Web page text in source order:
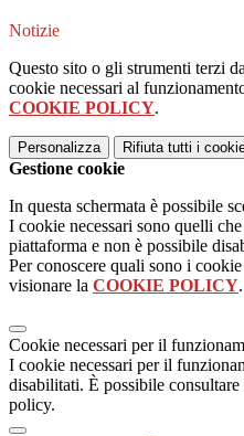
Notizie
Questo sito o gli strumenti terzi
cookie necessari al
COOKIE POLICY.
Personalizza Rifiuta tutti i
Gestione cookie
In questa schermata è possibile
I cookie necessari sono quelli
piattaforma e non è possibile
Per conoscere quali sono i
visionare la COOKIE POLICY.
Cookie necessari per il
I cookie necessari per il
disabilitati. È possibile
policy.